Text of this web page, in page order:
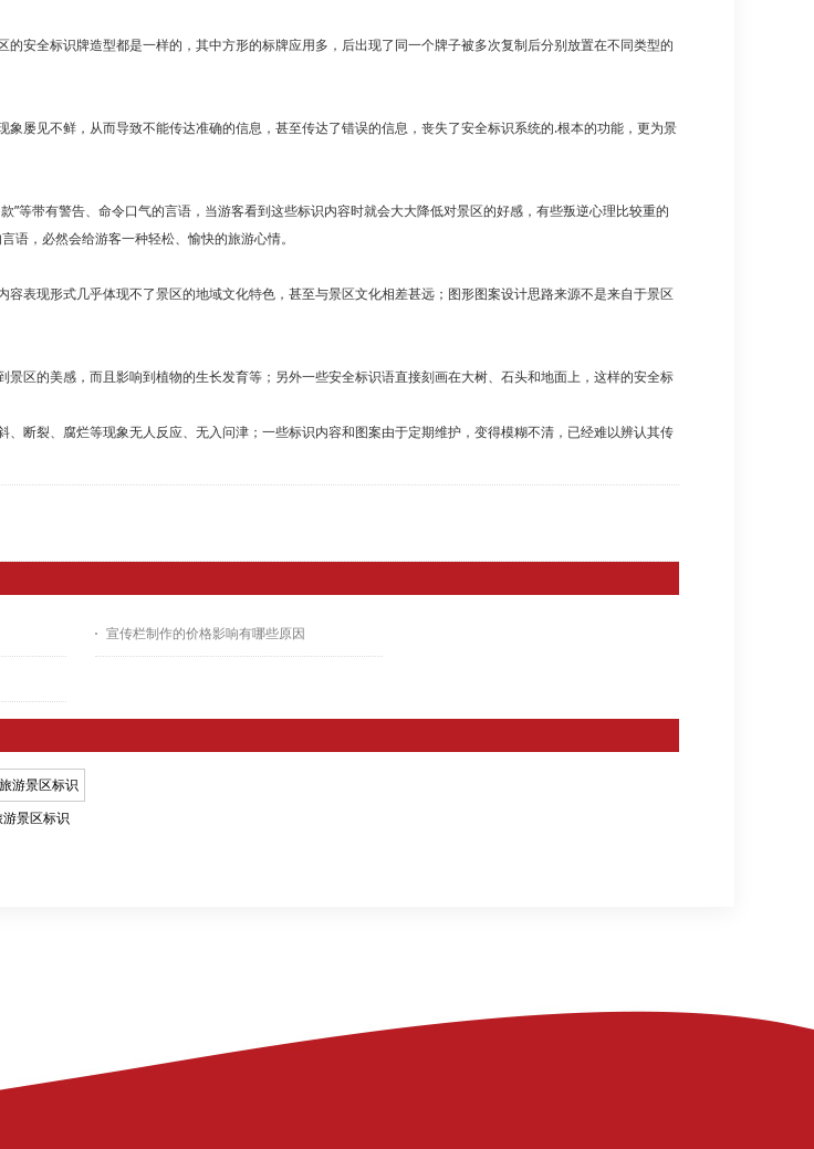
安全标识牌造型都是一样的，其中方形的标牌应用多，后出现了同一个牌子被多次复制后分别放置在不同类型的
屡见不鲜，从而导致不能传达准确的信息，甚至传达了错误的信息，丧失了安全标识系统的.根本的功能，更为景
等带有警告、命令口气的言语，当游客看到这些标识内容时就会大大降低对景区的好感，有些叛逆心理比较重的
语，必然会给游客一种轻松、愉快的旅游心情。
表现形式几乎体现不了景区的地域文化特色，甚至与景区文化相差甚远；图形图案设计思路来源不是来自于景区
区的美感，而且影响到植物的生长发育等；另外一些安全标识语直接刻画在大树、石头和地面上，这样的安全标
断裂、腐烂等现象无人反应、无入问津；一些标识内容和图案由于定期维护，变得模糊不清，已经难以辨认其传
宣传栏制作的价格影响有哪些原因
游景区标识